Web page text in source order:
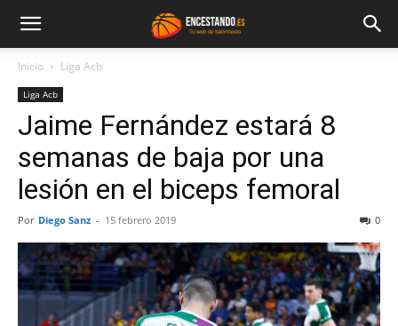
Inicio Liga Acb
Liga Acb
Jaime Fernández estará 8
semanas de baja por una
lesión en el biceps femoral
Por Diego Sanz - 15 febrero 2019 0